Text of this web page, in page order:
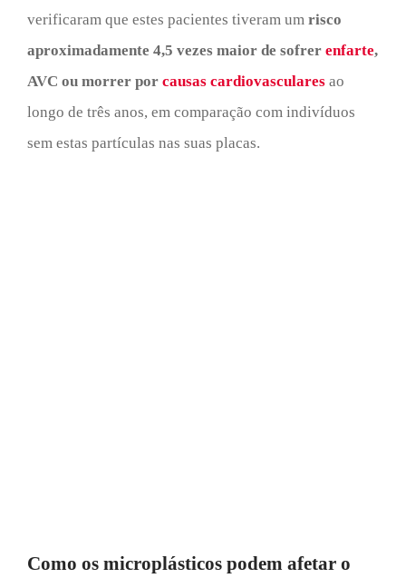
verificaram que estes pacientes tiveram um risco
aproximadamente 4,5 vezes maior de sofrer enfarte,
AVC ou morrer por causas cardiovasculares ao
longo de três anos, em comparação com indivíduos
sem estas partículas nas suas placas.
Como os microplásticos podem afetar o